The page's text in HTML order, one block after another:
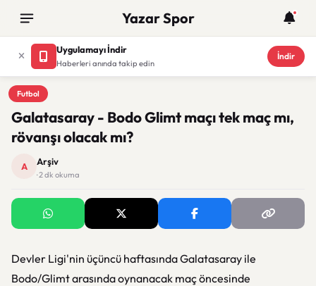
Yazar Spor
Uygulamayı İndir
Haberleri anında takip edin
İndir
Futbol
Futbol
Galatasaray - Bodo Glimt maçı tek maç mı,
rövanşı olacak mı?
A Arşiv
· 2 dk okuma
Devler Ligi'nin üçüncü haftasında Galatasaray ile
Bodo/Glimt arasında oynanacak maç öncesinde